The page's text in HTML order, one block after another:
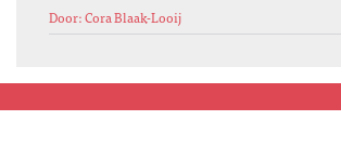
Door: Cora Blaak-Looij